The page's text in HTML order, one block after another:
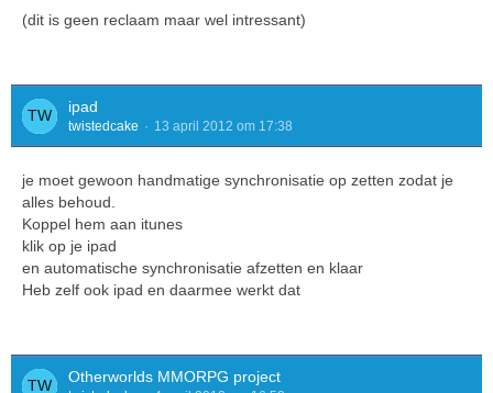
(dit is geen reclaam maar wel intressant)
ipad
twistedcake 13 april 2012 om 17:38
je moet gewoon handmatige synchronisatie op zetten zodat je
alles behoud.
Koppel hem aan itunes
klik op je ipad
en automatische synchronisatie afzetten en klaar
Heb zelf ook ipad en daarmee werkt dat
Otherworlds MMORPG project